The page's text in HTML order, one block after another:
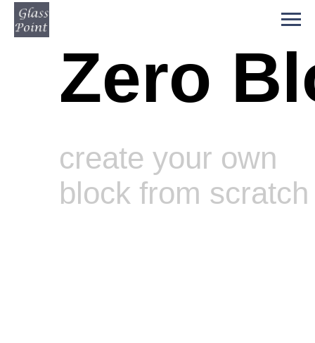
Zero
create your own
block from scratch